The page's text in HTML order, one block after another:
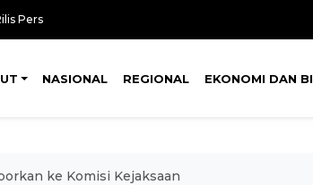
Pers
NASIONAL REGIONAL EKONOMI DAN
ke Komisi Kejaksaan